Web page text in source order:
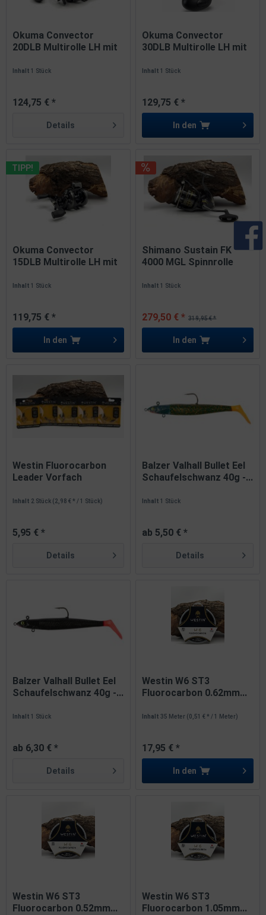
Okuma Convector
20DLB Multirolle LH mit
Inhalt1 Stück
124,75 € *
Details
Okuma Convector
30DLB Multirolle LH mit
Inhalt1 Stück
129,75 € *
In den
TIPP!
Okuma Convector
15DLB Multirolle LH mit
Inhalt1 Stück
119,75 € *
In den
Shimano Sustain FK
4000 MGL Spinnrolle
Inhalt1 Stück
319,95 € *
279,50 € *
In den
Westin Fluorocarbon
Leader Vorfach
Inhalt 2 Stück (2,98 € * / 1 Stück)
5,95 € *
Details
Balzer Valhall Bullet Eel
Schaufelschwanz 40g -...
Inhalt1 Stück
ab 5,50 € *
Details
Balzer Valhall Bullet Eel
Schaufelschwanz 40g -...
Inhalt1 Stück
ab 6,30 € *
Details
Westin W6 ST3
Fluorocarbon 0.62mm...
Inhalt35 Meter (0,51 € * / 1 Meter)
17,95 € *
In den
Westin W6 ST3
Fluorocarbon 0.52mm...
Westin W6 ST3
Fluorocarbon 1.05mm...